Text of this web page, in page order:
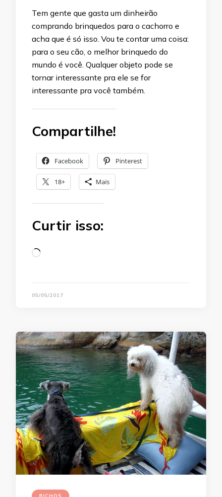
Tem gente que gasta um dinheirão
comprando brinquedos para o cachorro e
acha que é só isso. Vou te contar uma coisa:
para o seu cão, o melhor brinquedo do
mundo é você. Qualquer objeto pode se
tornar interessante pra ele se for
interessante pra você também.
Compartilhe!
Facebook Pinterest
18+ Mais
Curtir isso:
Loading…
05/05/2017
BICHOS